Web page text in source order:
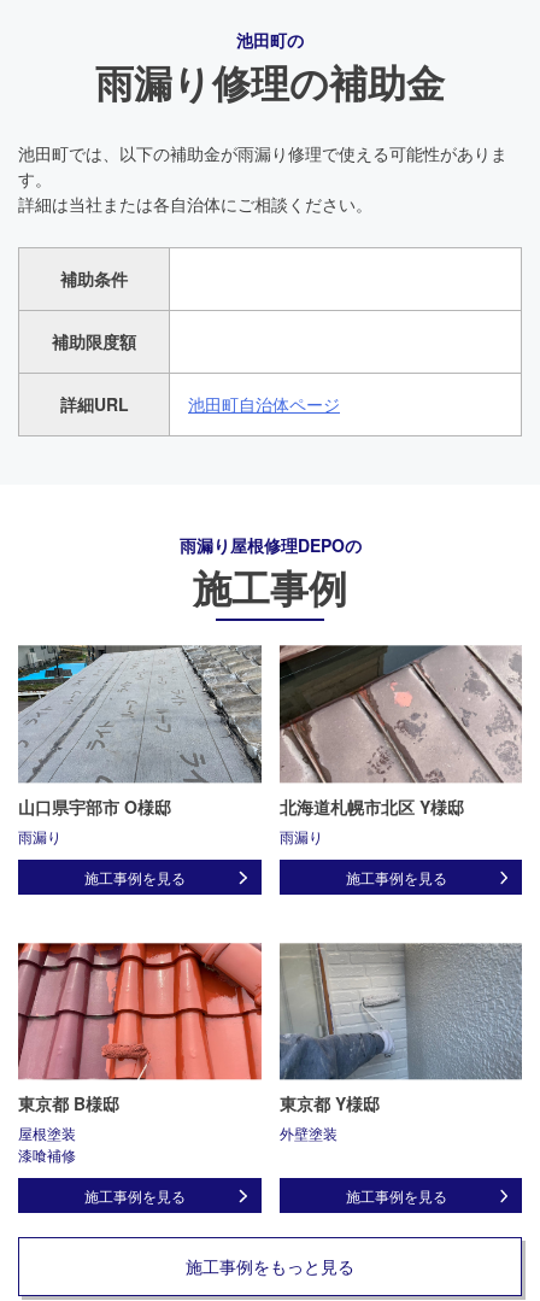
池田町の
雨漏り修理の補助金
池田町では、以下の補助金が雨漏り修理で使える可能性がありま
す。
詳細は当社または各自治体にご相談ください。
補助条件
補助限度額
詳細URL 池田町自治体ページ
雨漏り屋根修理DEPOの
施工事例
山口県宇部市 O様邸
雨漏り
施工事例を見る
北海道札幌市北区 Y様邸
雨漏り
施工事例を見る
東京都 B様邸
屋根塗装
漆喰補修
施工事例を見る
東京都 Y様邸
外壁塗装
施工事例を見る
施工事例をもっと見る